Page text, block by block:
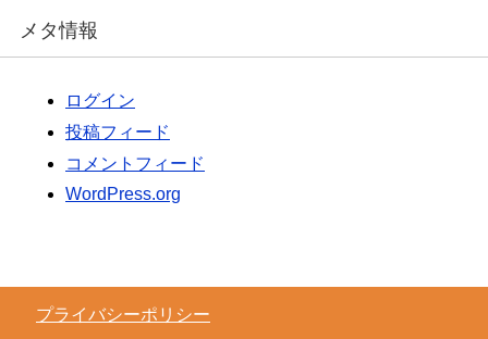
メタ情報
ログイン
投稿フィード
コメントフィード
WordPress.org
プライバシーポリシー